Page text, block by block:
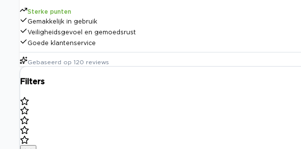
Sterke punten
Gemakkelijk in gebruik
Veiligheidsgevoel en gemoedsrust
Goede klantenservice
Gebaseerd op 120 reviews
Filters